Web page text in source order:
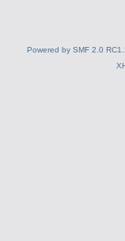
Powered by SMF 2.0